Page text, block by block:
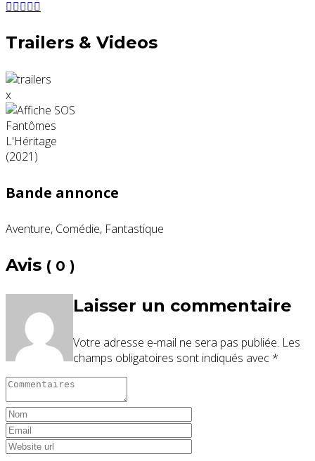
Trailers & Videos
x
Bande annonce
Aventure, Comédie, Fantastique
Avis ( 0 )
Laisser un commentaire
Votre adresse e-mail ne sera pas publiée. Les
champs obligatoires sont indiqués avec *